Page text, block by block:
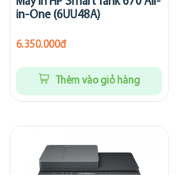
in-One (6UU48A)
6.350.000đ
Thêm vào giỏ hàng